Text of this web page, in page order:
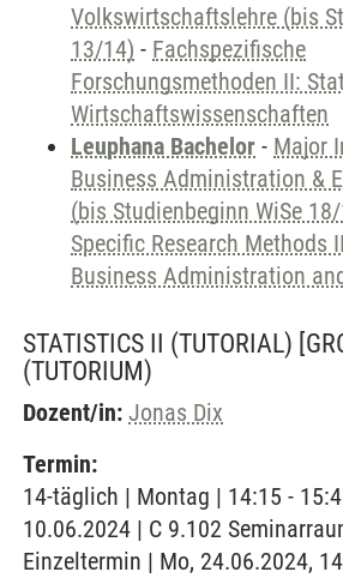
Volkswirtschaftslehre (bis
13/14) - Fachspezifische
Forschungsmethoden II:
Wirtschaftswissenschaften
Leuphana Bachelor - Major
Business Administration &
(bis Studienbeginn WiSe
Specific Research Methods
Business Administration
STATISTICS II (TUTORIAL)
(TUTORIUM)
Dozent/in: Jonas Dix
Termin:
14-täglich | Montag | 14:15 -
10.06.2024 | C 9.102
Einzeltermin | Mo, 24.06.2024,